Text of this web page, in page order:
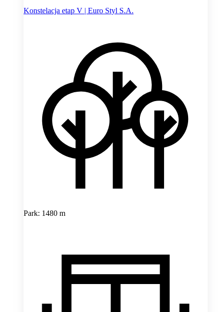
Konstelacja etap V | Euro Styl S.A.
Park: 1480 m